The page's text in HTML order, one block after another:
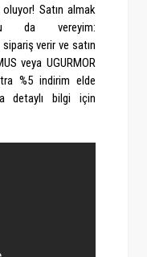
Satın almak
da vereyim:
verir ve satın
veya UGURMOR
%5 indirim elde
detaylı bilgi için